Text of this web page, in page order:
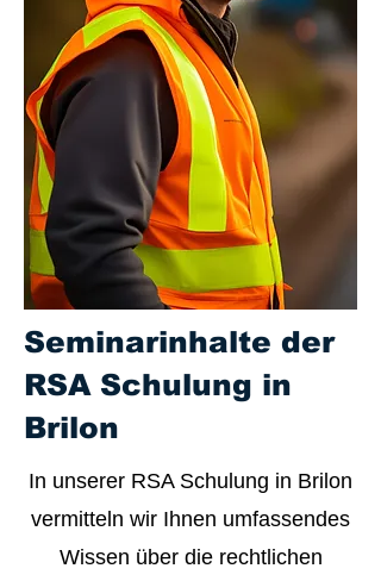
Seminarinhalte der
RSA Schulung in
Brilon
In unserer RSA Schulung in Brilon
vermitteln wir Ihnen umfassendes
Wissen über die rechtlichen